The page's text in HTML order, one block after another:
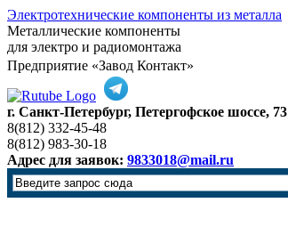
Электротехнические компоненты из металла
Металлические компоненты
для электро и радиомонтажа
Предприятие «Завод Контакт»
г. Санкт-Петербург, Петергофское шоссе, 73
8(812) 332-45-48
8(812) 983-30-18
Адрес для заявок: 9833018@mail.ru